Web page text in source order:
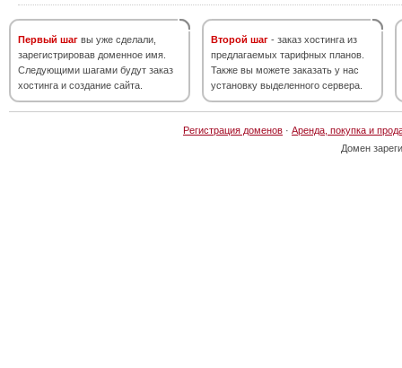
Первый шаг вы уже сделали,
зарегистрировав доменное имя.
Следующими шагами будут заказ
хостинга и создание сайта.
Второй шаг - заказ хостинга из
предлагаемых тарифных планов.
Также вы можете заказать у нас
установку выделенного сервера.
Регистрация доменов · Аренда, покупка и
Домен